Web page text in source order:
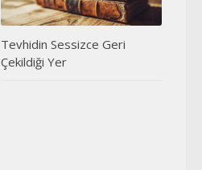
Tevhidin Sessizce Geri
Çekildiği Yer